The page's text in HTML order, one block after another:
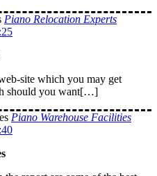
Piano Relocation Experts
site which you may get
should you want[…]
Piano Warehouse Facilities